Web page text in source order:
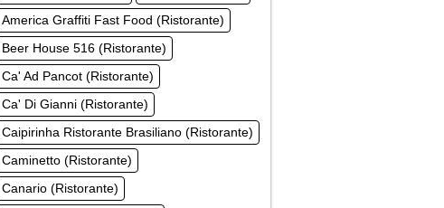
America Graffiti Fast Food (Ristorante)
Beer House 516 (Ristorante)
Ca' Ad Pancot (Ristorante)
Ca' Di Gianni (Ristorante)
Caipirinha Ristorante Brasiliano (Ristorante)
Caminetto (Ristorante)
Canario (Ristorante)